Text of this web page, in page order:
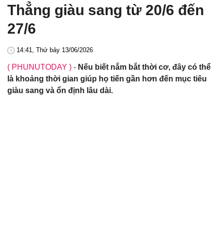
Thẳng giàu sang từ 20/6 đến
27/6
14:41, Thứ bảy 13/06/2026
( PHUNUTODAY ) - Nếu biết nắm bắt thời cơ, đây có thể
là khoảng thời gian giúp họ tiến gần hơn đến mục tiêu
giàu sang và ổn định lâu dài.